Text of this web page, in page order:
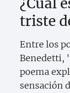
triste
Entre los
Benedetti,
poema
sensación